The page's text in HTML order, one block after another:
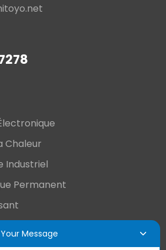
Chaleur
Industriel
Permanent
Durée
Message